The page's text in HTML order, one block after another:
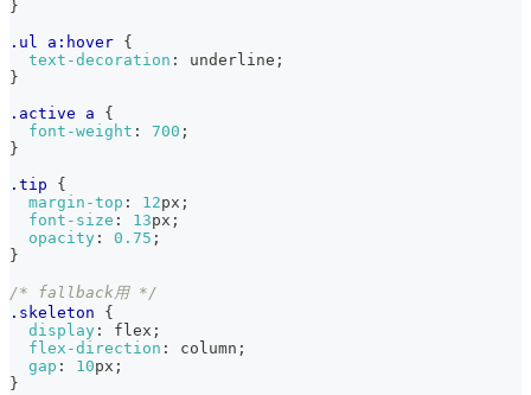
}
.ul a :hover {
text-decoration : underline ;
}
.active a
{
font-weight : 700 ;
}
.tip
{
margin-top : 12px ;
font-size : 13px ;
opacity : 0.75 ;
}
/* fallback用 */
.skeleton
{
display : flex ;
flex-direction : column ;
gap : 10px ;
}